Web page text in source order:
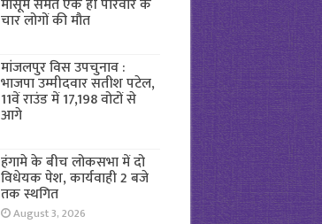
मासूम समेत एक ही परिवार के
चार लोगों की मौत
मांजलपुर विस उपचुनाव :
भाजपा उम्मीदवार सतीश पटेल,
11वें राउंड में 17,198 वोटों से
आगे
हंगामे के बीच लोकसभा में दो
विधेयक पेश, कार्यवाही 2 बजे
तक स्थगित
August 3, 2026